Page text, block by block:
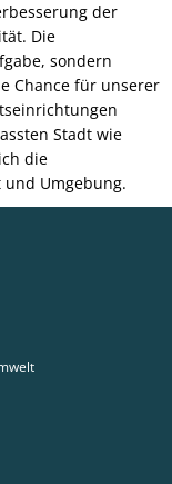
der
Die
sondern
Chance für unserer
Stadt wie
die
Umgebung.